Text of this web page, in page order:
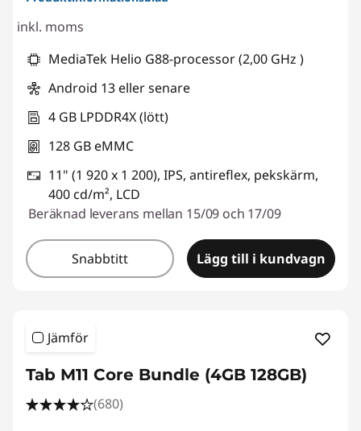
inkl. moms
MediaTek Helio G88-processor (2,00 GHz )
Android 13 eller senare
4 GB LPDDR4X (lött)
128 GB eMMC
11" (1 920 x 1 200), IPS, antireflex, pekskärm,
400 cd/m², LCD
Beräknad leverans mellan 15/09 och 17/09
Snabbtitt Lägg till i kundvagn
Jämför
Tab M11 Core Bundle (4GB 128GB)
(680)